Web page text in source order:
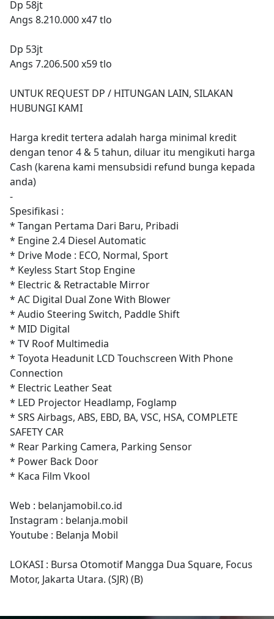
Dp 58jt
Angs 8.210.000 x47 tlo
Dp 53jt
Angs 7.206.500 x59 tlo
UNTUK REQUEST DP / HITUNGAN LAIN, SILAKAN
HUBUNGI KAMI
Harga kredit tertera adalah harga minimal kredit
dengan tenor 4 & 5 tahun, diluar itu mengikuti harga
Cash (karena kami mensubsidi refund bunga kepada
anda)
-
Spesifikasi :
* Tangan Pertama Dari Baru, Pribadi
* Engine 2.4 Diesel Automatic
* Drive Mode : ECO, Normal, Sport
* Keyless Start Stop Engine
* Electric & Retractable Mirror
* AC Digital Dual Zone With Blower
* Audio Steering Switch, Paddle Shift
* MID Digital
* TV Roof Multimedia
* Toyota Headunit LCD Touchscreen With Phone
Connection
* Electric Leather Seat
* LED Projector Headlamp, Foglamp
* SRS Airbags, ABS, EBD, BA, VSC, HSA, COMPLETE
SAFETY CAR
* Rear Parking Camera, Parking Sensor
* Power Back Door
* Kaca Film Vkool
Web : belanjamobil.co.id
Instagram : belanja.mobil
Youtube : Belanja Mobil
LOKASI : Bursa Otomotif Mangga Dua Square, Focus
Motor, Jakarta Utara. (SJR) (B)